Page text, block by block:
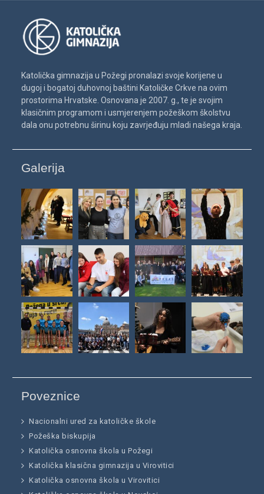
Katolička gimnazija u Požegi pronalazi svoje korijene u
dugoj i bogatoj duhovnoj baštini Katoličke Crkve na ovim
prostorima Hrvatske. Osnovana je 2007. g., te je svojim
klasičnim programom i usmjerenjem požeškom školstvu
dala onu potrebnu širinu koju zavrjeđuju mladi našega kraja.
Galerija
Poveznice
Nacionalni ured za katoličke škole
Požeška biskupija
Katolička osnovna škola u Požegi
Katolička klasična gimnazija u Virovitici
Katolička osnovna škola u Virovitici